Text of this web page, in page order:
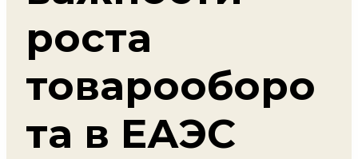
роста
товарооборо
та в ЕАЭС